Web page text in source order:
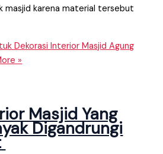
masjid karena material tersebut
Dekorasi Interior Masjid Agung
»
Masjid Yang
Digandrungi